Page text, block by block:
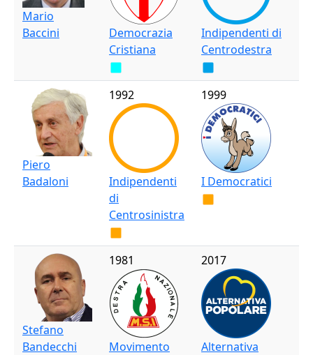
Mario
Baccini
Democrazia
Cristiana
Indipendenti di
Centrodestra
Piero
Badaloni
1992
Indipendenti
di
Centrosinistra
1999
I Democratici
Stefano
Bandecchi
1981
Movimento
2017
Alternativa